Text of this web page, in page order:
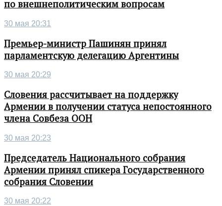
по внешнеполитическим вопросам
30 мая 20:31
Премьер-министр Пашинян принял
парламентскую делегацию Аргентины
30 мая 20:29
Словения рассчитывает на поддержку
Армении в получении статуса непостоянного
члена Совбеза ООН
30 мая 20:23
Председатель Национального собрания
Армении принял спикера Государственного
собрания Словении
30 мая 20:22